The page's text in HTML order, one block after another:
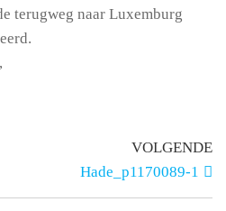
terugweg naar Luxemburg
VOLGENDE
Hade_p1170089-1